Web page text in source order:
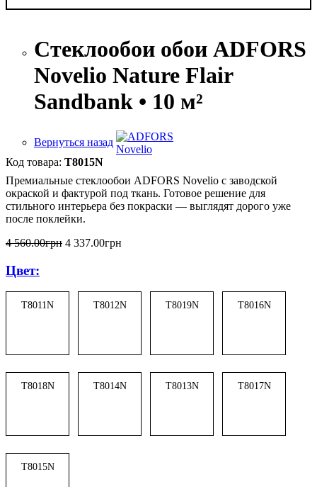
Стеклообои обои ADFORS
Novelio Nature Flair
Sandbank • 10 м²
Вернуться назад
T8015N
Премиальные стеклообои ADFORS Novelio с заводской
окраской и фактурой под ткань. Готовое решение для
стильного интерьера без покраски — выглядят дорого уже
после поклейки.
4 560.00грн 4 337.00грн
Цвет:
T8011N T8012N T8019N T8016N
T8018N T8014N T8013N T8017N
T8015N